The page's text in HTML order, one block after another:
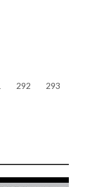
292
293